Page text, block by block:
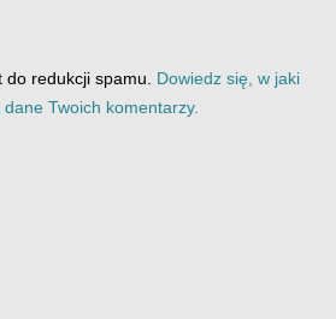
redukcji spamu.
Dowiedz się, w jaki
Twoich komentarzy.